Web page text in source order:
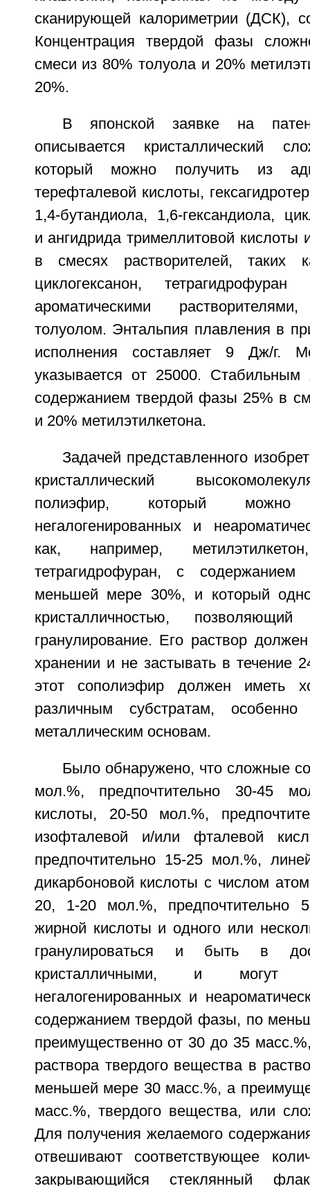
сканирующей калориметрии (ДСК),
Концентрация твердой фазы
смеси из 80% толуола и 20%
20%.
В японской заявке на
описывается кристаллический
который можно получить из
терефталевой кислоты,
1,4-бутандиола, 1,6-гександиола,
и ангидрида тримеллитовой кислоты
в смесях растворителей, таких
циклогексанон,
ароматическими
толуолом. Энтальпия плавления в
исполнения составляет 9 Дж/г.
указывается от 25000. Стабильным
содержанием твердой фазы 25% в
и 20% метилэтилкетона.
Задачей представленного
кристаллический
полиэфир, который
негалогенированных и
как, например,
тетрагидрофуран, с
меньшей мере 30%, и который
кристалличностью,
гранулирование. Его раствор
хранении и не застывать в течение
этот сополиэфир должен иметь
различным субстратам,
металлическим основам.
Было обнаружено, что сложные
мол.%, предпочтительно 30-45
кислоты, 20-50 мол.%,
изофталевой и/или фталевой
предпочтительно 15-25 мол.%,
дикарбоновой кислоты с числом
20, 1-20 мол.%, предпочтительно
жирной кислоты и одного или
гранулироваться и быть в
кристалличными, и могут
негалогенированных и
содержанием твердой фазы, по
преимущественно от 30 до 35
раствора твердого вещества в
меньшей мере 30 масс.%, а
масс.%, твердого вещества, или
Для получения желаемого
отвешивают соответствующее
закрывающийся стеклянный